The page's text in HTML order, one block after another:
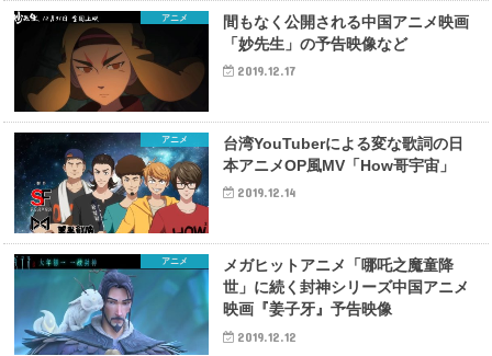
アニメ
間もなく公開される中国アニメ映画
「妙先生」の予告映像など
2019.12.17
アニメ
台湾YouTuberによる変な歌詞の日
本アニメOP風MV「How哥宇宙」
2019.12.14
アニメ
メガヒットアニメ「哪吒之魔童降
世」に続く封神シリーズ中国アニメ
映画『姜子牙』予告映像
2019.12.12